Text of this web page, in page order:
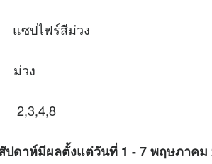
แซปไฟร์สีม่วง
ง
ปดาห์มีผลตั้งแต่วันที่ 1 - 7 พฤษภาคม